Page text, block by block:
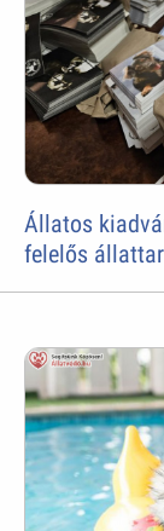
Állatos
felelős